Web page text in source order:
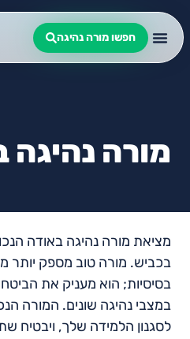
חפשו מורה נהיגה
מורה נהיגה
מציאת מורה נהיגה באודה
בכביש. מורה טוב מספק יותר
בסיסיות; הוא מעניק את
במצבי נהיגה שונים. המורה
לסגנון הלמידה שלך, ויבטיח